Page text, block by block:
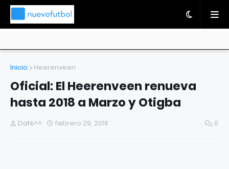
Inicio Heerenveen
Oficial: El Heerenveen renueva
hasta 2018 a Marzo y Otigba
DaNi^^ febrero 29, 2016 0